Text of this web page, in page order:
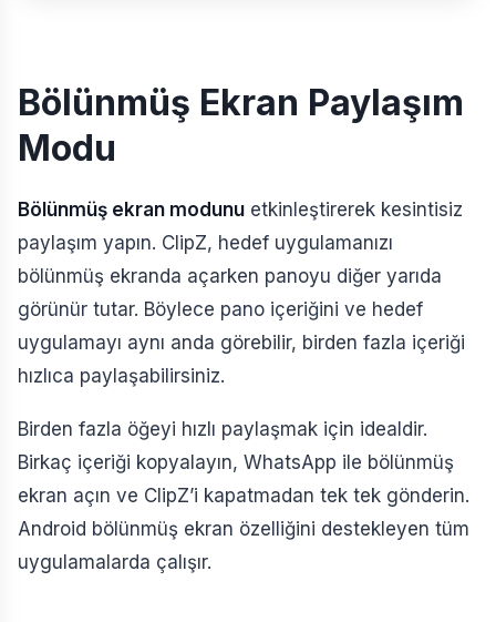
Bölünmüş Ekran Paylaşım
Modu
Bölünmüş ekran modunu etkinleştirerek kesintisiz
paylaşım yapın. ClipZ, hedef uygulamanızı
bölünmüş ekranda açarken panoyu diğer yarıda
görünür tutar. Böylece pano içeriğini ve hedef
uygulamayı aynı anda görebilir, birden fazla içeriği
hızlıca paylaşabilirsiniz.
Birden fazla öğeyi hızlı paylaşmak için idealdir.
Birkaç içeriği kopyalayın, WhatsApp ile bölünmüş
ekran açın ve ClipZ’i kapatmadan tek tek gönderin.
Android bölünmüş ekran özelliğini destekleyen tüm
uygulamalarda çalışır.